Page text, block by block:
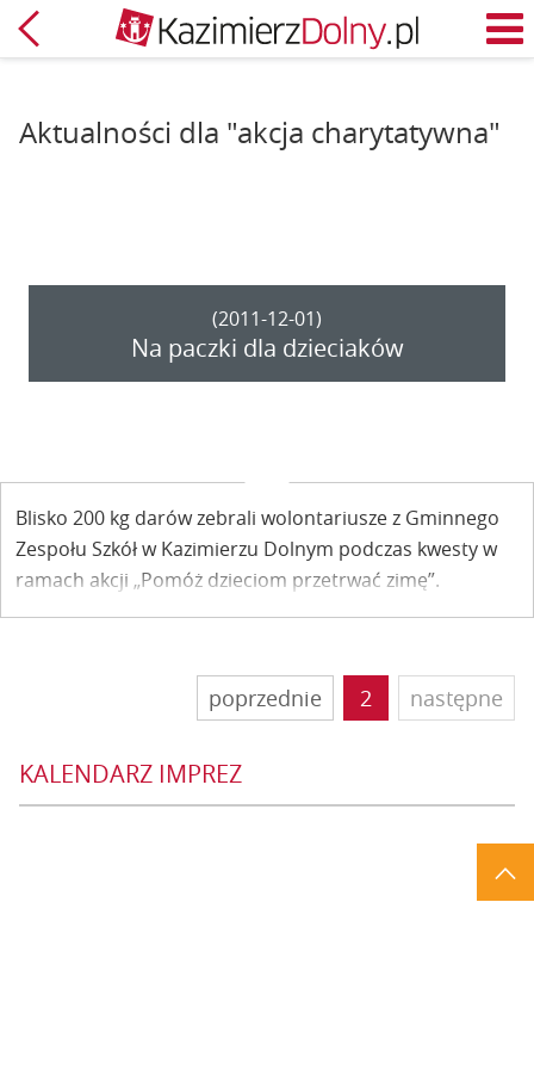
Powrót
Aktualności dla "akcja charytatywna"
(2011-12-01)
Na paczki dla dzieciaków
Blisko 200 kg darów zebrali wolontariusze z Gminnego
Zespołu Szkół w Kazimierzu Dolnym podczas kwesty w
ramach akcji „Pomóż dzieciom przetrwać zimę”.
poprzednie 2 następne
KALENDARZ IMPREZ